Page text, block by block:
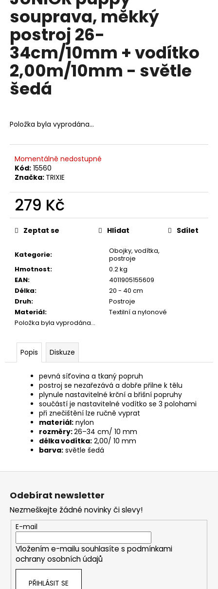
z
5
hvězdiček.
souprava, měkký
postroj 26-
34cm/10mm + vodítko
2,00m/10mm - světle
šedá
Položka byla vyprodána…
Momentálně nedostupné
Kód: 15560
Značka: TRIXIE
279 Kč
Měrná
cena:
Kategorie:
Obojky, vodítka,
postroje
Hmotnost:
0.2 kg
EAN:
4011905155609
Délka:
20 - 40 cm
Druh:
Postroje
Materiál:
Textilní a nylonové
Položka byla vyprodána…
Zeptat se Hlídat Sdílet
Popis Diskuze
pevná síťovina a tkaný popruh
postroj se nezařezává a dobře přilne k tělu
plynule nastavitelné krční a břišní popruhy
součástí je nastavitelné vodítko se 3 polohami
při znečištění lze ručně vyprat
materiál: nylon
rozměry:26–34 cm/ 10 mm
délka vodítka: 2,00/ 10 mm
barva: světle šedá
a
j
t
?
D
o
p
u
č
u
e
e
JOSERA
KIDS
900G
Kč
Z
Odebírat newsletter
Nezmeškejte žádné novinky či slevy!
E-mail
Vložením e-mailu souhlasíte s podmínkami
ochrany osobních údajů
PŘIHLÁSIT SE